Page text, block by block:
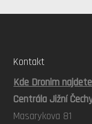
Kontakt
Kde Dronim
Centrála Jižní
Masarykova 81